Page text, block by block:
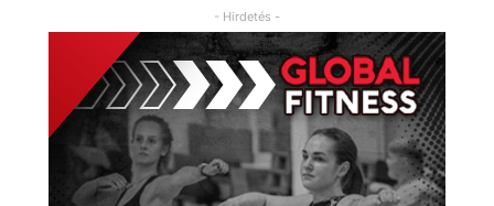
- Hirdetés -